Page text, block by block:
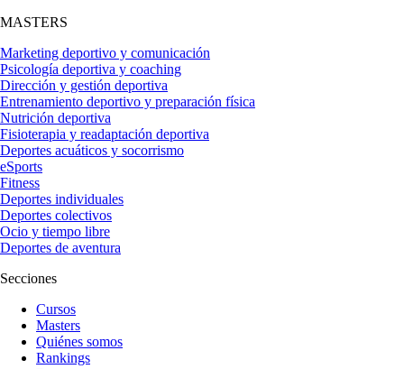
MASTERS
Marketing deportivo y comunicación
Psicología deportiva y coaching
Dirección y gestión deportiva
Entrenamiento deportivo y preparación física
Nutrición deportiva
Fisioterapia y readaptación deportiva
Deportes acuáticos y socorrismo
eSports
Fitness
Deportes individuales
Deportes colectivos
Ocio y tiempo libre
Deportes de aventura
Secciones
Cursos
Masters
Quiénes somos
Rankings